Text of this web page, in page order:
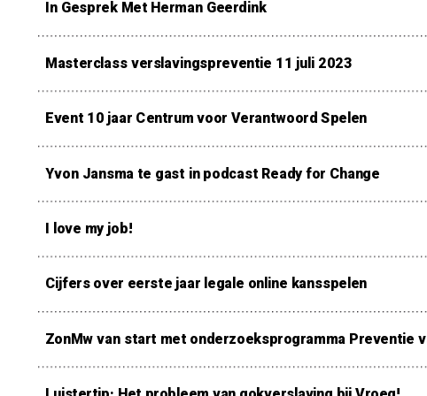
In Gesprek Met Herman Geerdink
Masterclass verslavingspreventie 11 juli 2023
Event 10 jaar Centrum voor Verantwoord Spelen
Yvon Jansma te gast in podcast Ready for Change
I love my job!
Cijfers over eerste jaar legale online kansspelen
ZonMw van start met onderzoeksprogramma Preventie